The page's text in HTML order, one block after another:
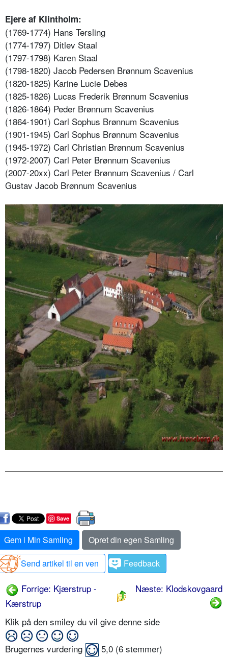
Ejere af Klintholm:
(1769-1774) Hans Tersling
(1774-1797) Ditlev Staal
(1797-1798) Karen Staal
(1798-1820) Jacob Pedersen Brønnum Scavenius
(1820-1825) Karine Lucie Debes
(1825-1826) Lucas Frederik Brønnum Scavenius
(1826-1864) Peder Brønnum Scavenius
(1864-1901) Carl Sophus Brønnum Scavenius
(1901-1945) Carl Sophus Brønnum Scavenius
(1945-1972) Carl Christian Brønnum Scavenius
(1972-2007) Carl Peter Brønnum Scavenius
(2007-20xx) Carl Peter Brønnum Scavenius / Carl
Gustav Jacob Brønnum Scavenius
Save
Gem i Min Samling
Opret din egen Samling
Send artikel til en ven
Feedback
Forrige: Kjærstrup -
Kærstrup
Næste: Klodskovgaard
Klik på den smiley du vil give denne side
Brugernes vurdering 5,0 (6 stemmer)